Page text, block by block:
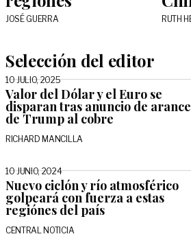
JOSÉ GUERRA RUTH
Selección del editor
10 JULIO, 2025
Valor del Dólar y el Euro se
disparan tras anuncio de
de Trump al cobre
RICHARD MANCILLA
10 JUNIO, 2024
Nuevo ciclón y río atmosférico
golpeará con fuerza a estas
regiónes del país
CENTRAL NOTICIA